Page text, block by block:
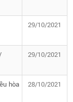
29/10/2021
29/10/2021
hòa
28/10/2021